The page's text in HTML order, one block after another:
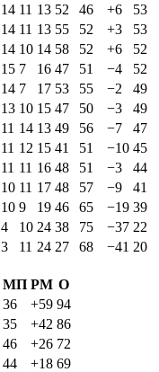
14 11 13 52 46 +6
53
14 11 13 55 52 +3
53
14 10 14 58 52 +6
52
15 7 16 47 51 −4
52
14 7 17 53 55 −2
49
13 10 15 47 50 −3
49
11 14 13 49 56 −7
47
11 12 15 41 51 −10 45
11 11 16 48 51 −3
44
10 11 17 48 57 −9
41
10 9 19 46 65 −19 39
4 10 24 38 75 −37 22
3 11 24 27 68 −41 20
МП РМ О
36 +59 94
35 +42 86
46 +26 72
44 +18 69